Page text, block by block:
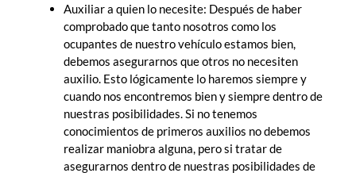
Auxiliar a quien lo necesite: Después de haber
comprobado que tanto nosotros como los
ocupantes de nuestro vehículo estamos bien,
debemos asegurarnos que otros no necesiten
auxilio. Esto lógicamente lo haremos siempre y
cuando nos encontremos bien y siempre dentro de
nuestras posibilidades. Si no tenemos
conocimientos de primeros auxilios no debemos
realizar maniobra alguna, pero si tratar de
asegurarnos dentro de nuestras posibilidades de